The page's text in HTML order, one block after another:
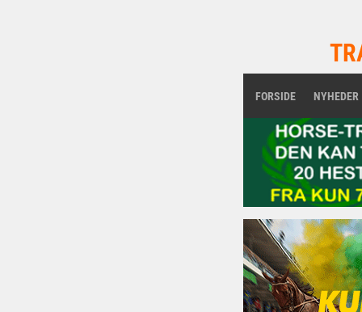
FORSIDE NYHEDER